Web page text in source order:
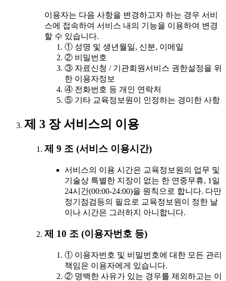
이용자는 다음 사항을 변경하고자 하는 경우 서비
스에 접속하여 서비스 내의 기능을 이용하여 변경
할 수 있습니다.
① 성명 및 생년월일, 신분, 이메일
② 비밀번호
③ 자료신청 / 기관회원서비스 권한설정을 위
한 이용자정보
④ 전화번호 등 개인 연락처
⑤ 기타 교육정보원이 인정하는 경미한 사항
제 3 장 서비스의 이용
제 9 조 (서비스 이용시간)
서비스의 이용 시간은 교육정보원의 업무 및
기술상 특별한 지장이 없는 한 연중무휴, 1일
24시간(00:00-24:00)을 원칙으로 합니다. 다만
정기점검등의 필요로 교육정보원이 정한 날
이나 시간은 그러하지 아니합니다.
제 10 조 (이용자번호 등)
① 이용자번호 및 비밀번호에 대한 모든 관리
책임은 이용자에게 있습니다.
② 명백한 사유가 있는 경우를 제외하고는 이